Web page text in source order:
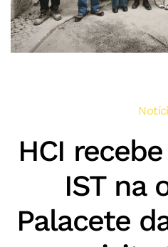
HCI
IST na
Palacete